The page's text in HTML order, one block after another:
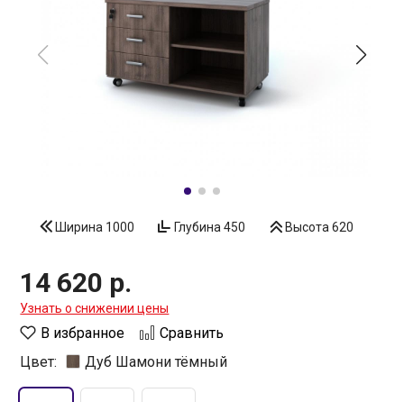
Ширина 1000 Глубина 450 Высота 620
14 620 р.
Узнать о снижении цены
В избранное
Сравнить
Цвет:
Дуб Шамони тёмный